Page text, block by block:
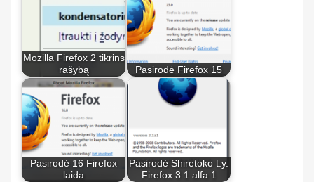
Mozilla Firefox 2 tikrins
rašybą
Pasirodė Firefox 15
Pasirodė 16 Firefox
laida
Pasirodė Shiretoko t.y.
Firefox 3.1 alfa 1